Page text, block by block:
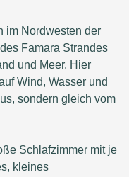
im Nordwesten der
Famara Strandes
und Meer. Hier
Wind, Wasser und
sondern gleich vom
Schlafzimmer mit je
kleines